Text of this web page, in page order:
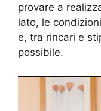
provare a
lato, le
e, tra rincari e
possibile.